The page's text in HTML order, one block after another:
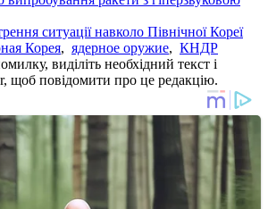
ситуації навколо Пiвнічної Кореї
Корея, ядерное оружие, КНДР
виділіть необхідний текст і
щоб повідомити про це редакцію.